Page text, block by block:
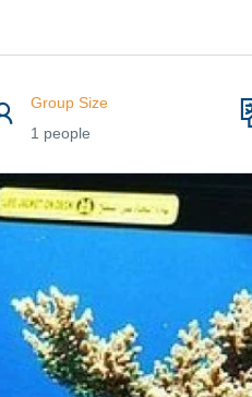
Group Size
1 people